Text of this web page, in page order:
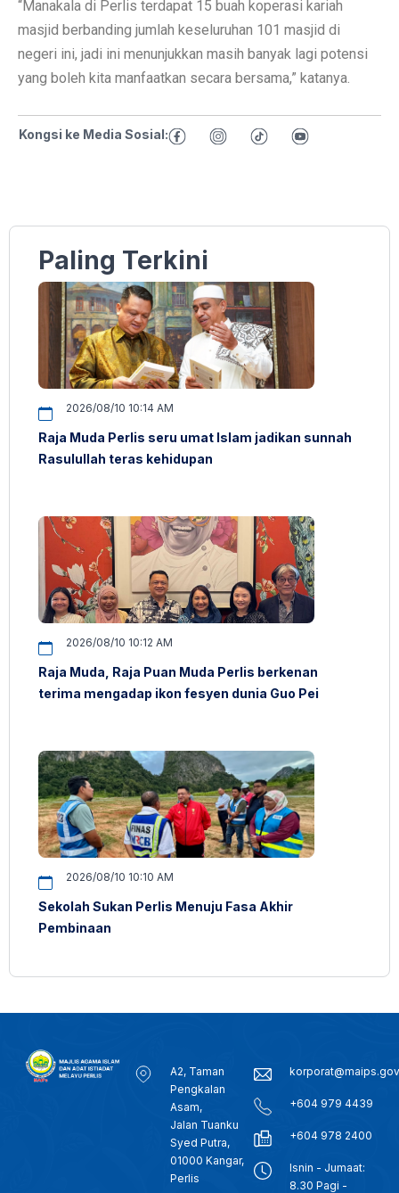
“Manakala di Perlis terdapat 15 buah koperasi kariah
masjid berbanding jumlah keseluruhan 101 masjid di
negeri ini, jadi ini menunjukkan masih banyak lagi potensi
yang boleh kita manfaatkan secara bersama,” katanya.
Kongsi ke Media Sosial:
Paling Terkini
2026/08/10 10:14 AM
Raja Muda Perlis seru umat Islam jadikan sunnah
Rasulullah teras kehidupan
2026/08/10 10:12 AM
Raja Muda, Raja Puan Muda Perlis berkenan
terima mengadap ikon fesyen dunia Guo Pei
2026/08/10 10:10 AM
Sekolah Sukan Perlis Menuju Fasa Akhir
Pembinaan
A2, Taman
Pengkalan
Asam,
Jalan Tuanku
Syed Putra,
01000 Kangar,
Perlis
+604 979 4439
+604 978 2400
Isnin - Jumaat:
8.30 Pagi -